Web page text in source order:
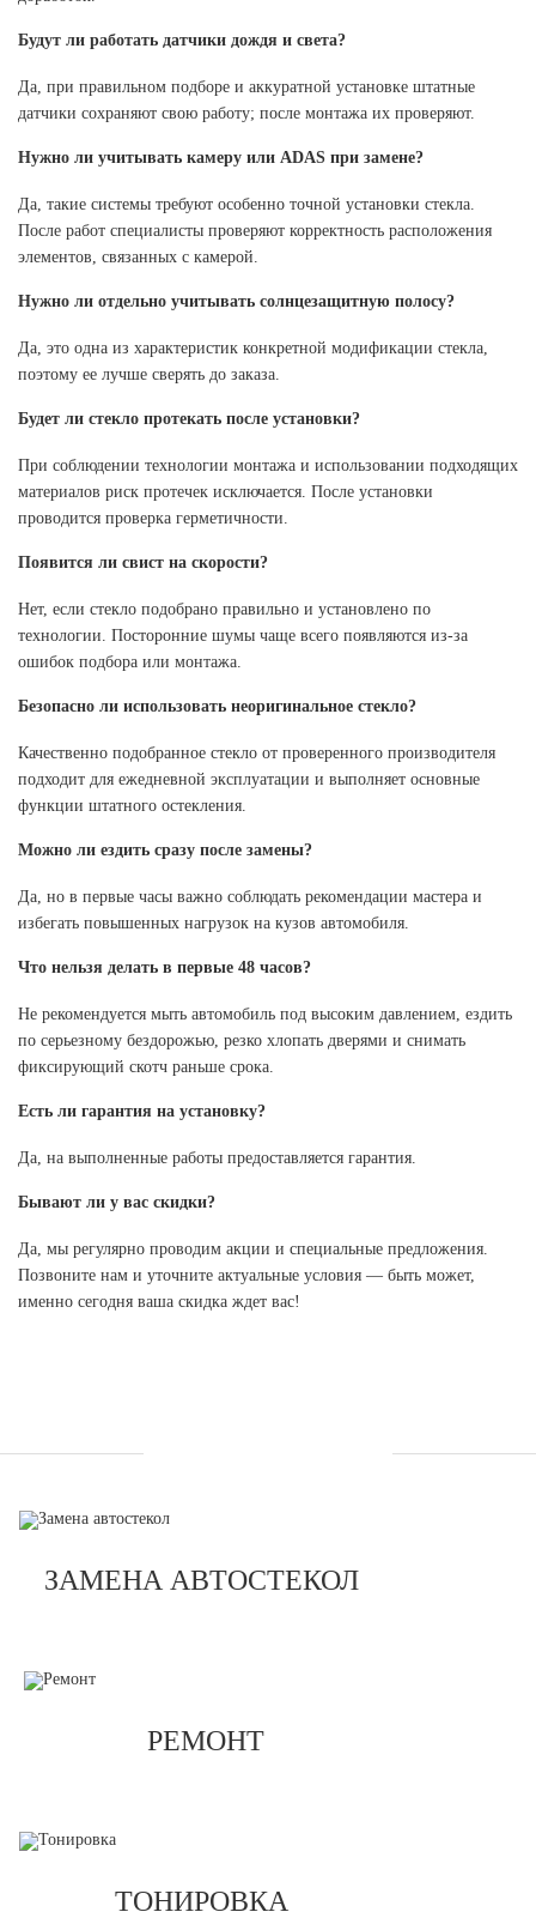
Будут ли работать датчики дождя и света?
Да, при правильном подборе и аккуратной установке штатные
датчики сохраняют свою работу; после монтажа их проверяют.
Нужно ли учитывать камеру или ADAS при замене?
Да, такие системы требуют особенно точной установки стекла.
После работ специалисты проверяют корректность расположения
элементов, связанных с камерой.
Нужно ли отдельно учитывать солнцезащитную полосу?
Да, это одна из характеристик конкретной модификации стекла,
поэтому ее лучше сверять до заказа.
Будет ли стекло протекать после установки?
При соблюдении технологии монтажа и использовании подходящих
материалов риск протечек исключается. После установки
проводится проверка герметичности.
Появится ли свист на скорости?
Нет, если стекло подобрано правильно и установлено по
технологии. Посторонние шумы чаще всего появляются из-за
ошибок подбора или монтажа.
Безопасно ли использовать неоригинальное стекло?
Качественно подобранное стекло от проверенного производителя
подходит для ежедневной эксплуатации и выполняет основные
функции штатного остекления.
Можно ли ездить сразу после замены?
Да, но в первые часы важно соблюдать рекомендации мастера и
избегать повышенных нагрузок на кузов автомобиля.
Что нельзя делать в первые 48 часов?
Не рекомендуется мыть автомобиль под высоким давлением, ездить
по серьезному бездорожью, резко хлопать дверями и снимать
фиксирующий скотч раньше срока.
Есть ли гарантия на установку?
Да, на выполненные работы предоставляется гарантия.
Бывают ли у вас скидки?
Да, мы регулярно проводим акции и специальные предложения.
Позвоните нам и уточните актуальные условия — быть может,
именно сегодня ваша скидка ждет вас!
ЗАМЕНА АВТОСТЕКОЛ
РЕМОНТ
ТОНИРОВКА